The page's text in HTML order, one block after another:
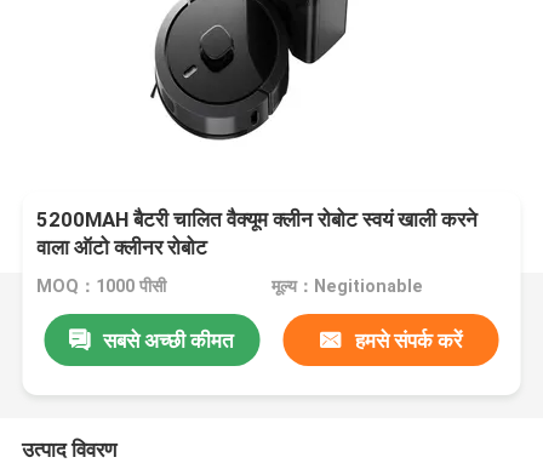
5200MAH बैटरी चालित वैक्यूम क्लीन रोबोट स्वयं खाली करने
वाला ऑटो क्लीनर रोबोट
MOQ：1000 पीसी मूल्य：Negitionable
सबसे अच्छी कीमत हमसे संपर्क करें
उत्पाद विवरण